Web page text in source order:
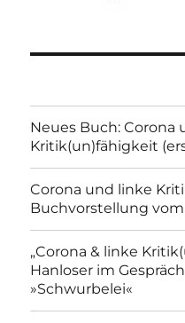
Neues Buch: Corona
Kritik(un)fähigkeit
Corona und linke
Buchvorstellung vom
„Corona & linke
Hanloser im
»Schwurbelei«